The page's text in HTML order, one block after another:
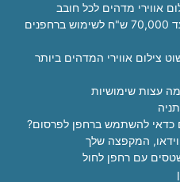
אווירי מדהים לכל חובב
משרד התקשורת קבע קנס עד 70,000 ש"ח לשימוש ברחפנים
עצות שימושיות
כדאי להשתמש ברחפן לפרסום?
וידאו, המקפצה שלך
עם רחפן לחול